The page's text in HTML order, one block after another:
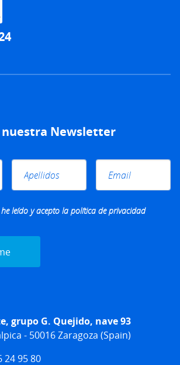
nuestra Newsletter
leído y acepto la política de privacidad
grupo G. Quejido, nave 93
- 50016 Zaragoza (Spain)
24 95 80